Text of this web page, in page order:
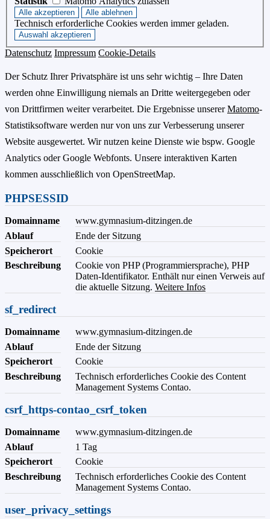
Technisch erforderliche Cookies werden immer geladen.
Datenschutz Impressum Cookie-Details
Der Schutz Ihrer Privatsphäre ist uns sehr wichtig – Ihre Daten
werden ohne Einwilligung niemals an Dritte weitergegeben oder
von Drittfirmen weiter verarbeitet. Die Ergebnisse unsererMatomo-
Statistiksoftware werden nur von uns zur Verbesserung unserer
Website ausgewertet. Wir nutzen keine Dienste wie bspw. Google
Analytics oder Google Webfonts. Unsere interaktiven Karten
kommen ausschließlich von OpenStreetMap.
PHPSESSID
Domainname
www.gymnasium-ditzingen.de
Ablauf
Ende der Sitzung
Speicherort
Cookie
Beschreibung
Cookie von PHP (Programmiersprache), PHP
Daten-Identifikator. Enthält nur einen Verweis auf
die aktuelle Sitzung. Weitere Infos
sf_redirect
Domainname
www.gymnasium-ditzingen.de
Ablauf
Ende der Sitzung
Speicherort
Cookie
Beschreibung
Technisch erforderliches Cookie des Content
Management Systems Contao.
csrf_https-contao_csrf_token
Domainname
www.gymnasium-ditzingen.de
Ablauf
1 Tag
Speicherort
Cookie
Beschreibung
Technisch erforderliches Cookie des Content
Management Systems Contao.
user_privacy_settings